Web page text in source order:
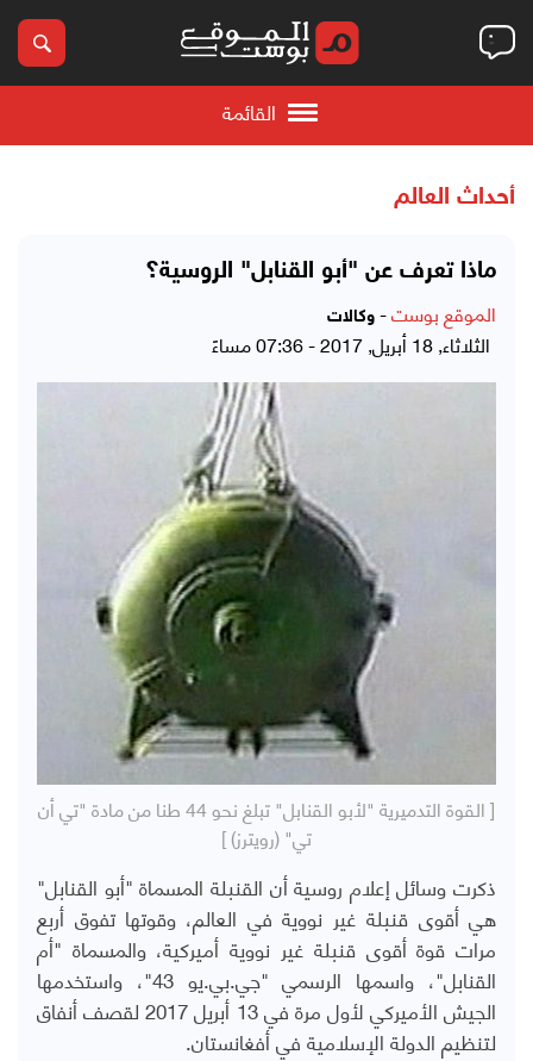
القائمة
أحداث العالم
ماذا تعرف عن "أبو القنابل" الروسية؟
الموقع بوست- وكالات
الثلاثاء, 18 أبريل, 2017 - 07:36 مساءً
[ القوة التدميرية "لأبو القنابل" تبلغ نحو 44 طنا من مادة "تي أن
تي" (رويترز) ]
ذكرت وسائل إعلام روسية أن القنبلة المسماة "أبو القنابل"
هي أقوى قنبلة غير نووية في العالم، وقوتها تفوق أربع
مرات قوة أقوى قنبلة غير نووية أميركية، والمسماة "أم
القنابل"، واسمها الرسمي "جي.بي.يو 43"، واستخدمها
الجيش الأميركي لأول مرة في 13 أبريل 2017 لقصف أنفاق
لتنظيم الدولة الإسلامية في أفغانستان.